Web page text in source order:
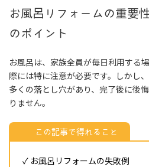
お風呂リフォームの重要
のポイント
お風呂は、家族全員が毎日利用する
際には特に注意が必要です。しかし
多くの落とし穴があり、完了後に後
りません。
この記事で得れること
✓ お風呂リフォームの失敗例